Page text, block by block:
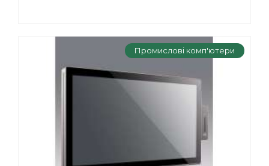
Промислові комп'ютери